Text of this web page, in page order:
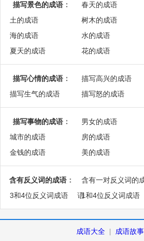
描写景色的成语 ： 春天的成语
土的成语
树木的成语
海的成语
水的成语
夏天的成语
花的成语
描写心情的成语 ： 描写高兴的成语
描写生气的成语
描写怒的成语
描写事物的成语 ： 男女的成语
城市的成语
房的成语
金钱的成语
美的成语
含有反义词的成语 ：
含有一对反义词的
语
3和4位反义词成语
1和4位反义词成语
成语大全 | 成语故事